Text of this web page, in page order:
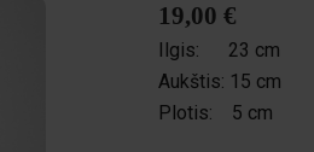
19,00 €
Ilgis:
23 cm
Aukštis: 15 cm
Plotis:
5 cm